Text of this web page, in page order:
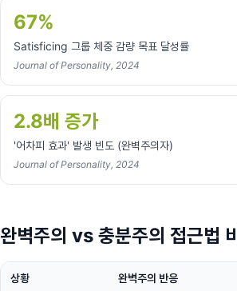
67%
Satisficing 그룹 체중 감량 목표 달성률
Journal of Personality, 2024
2.8배 증가
'어차피 효과' 발생 빈도 (완벽주의자)
Journal of Personality, 2024
완벽주의 vs 충분주의 접근법
상황 완벽주의 반응